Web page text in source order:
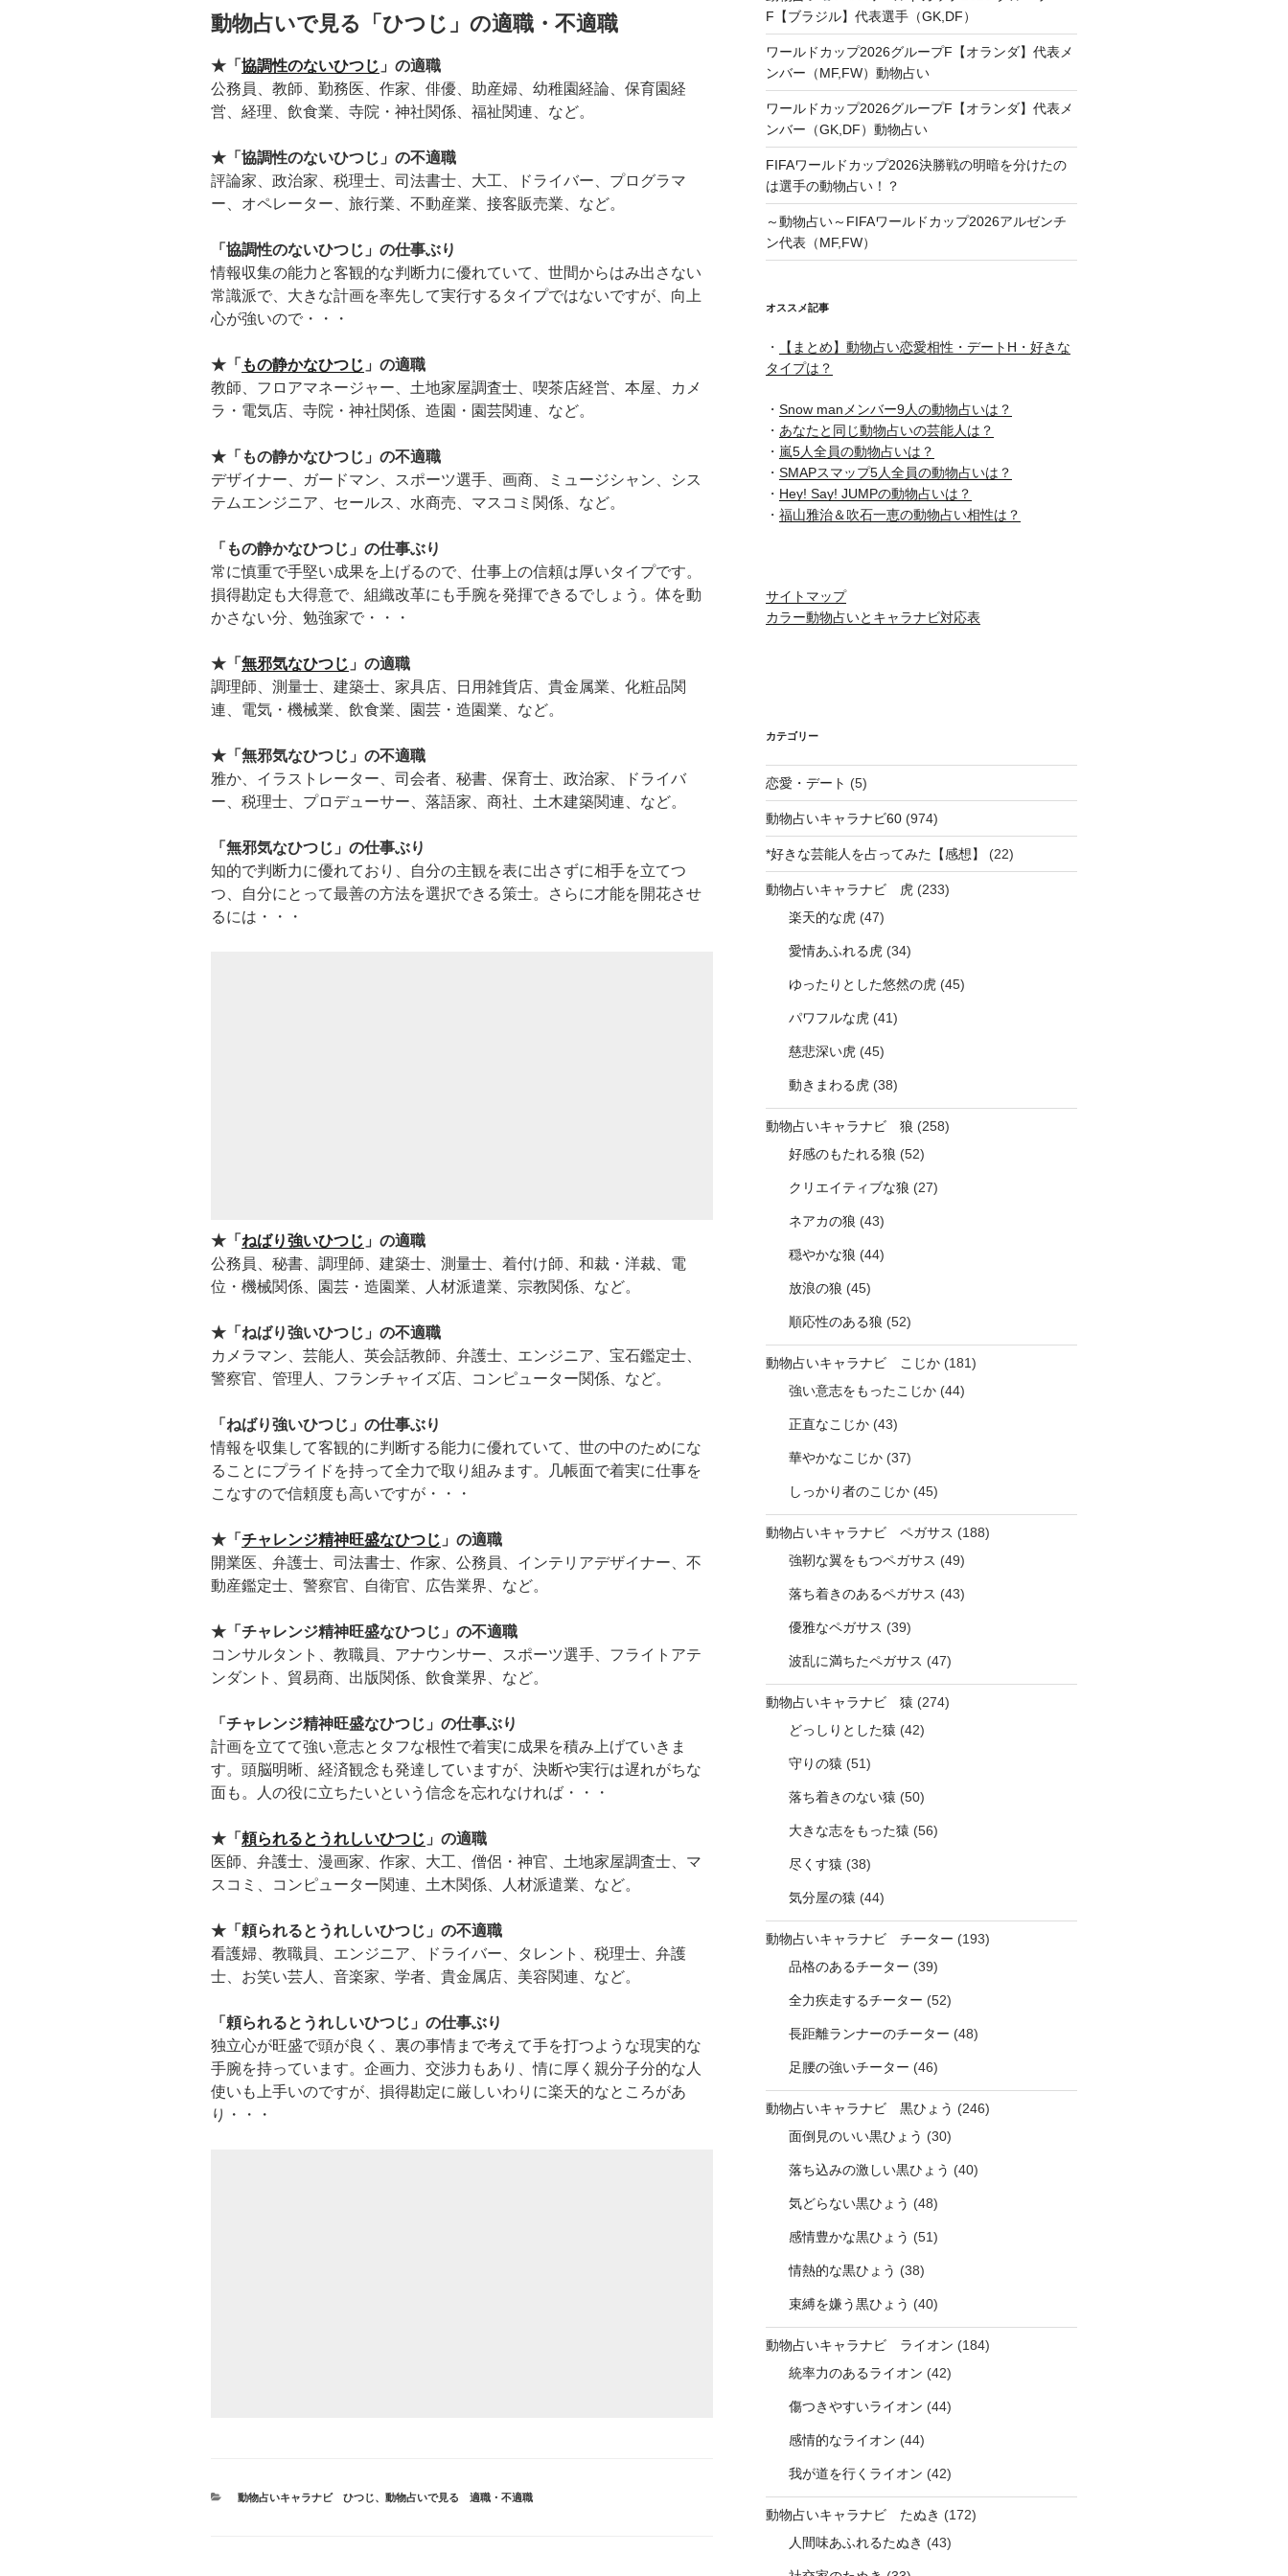
動物占いで見る「ひつじ」の適職・不適職
★「 協調性のないひつじ 」の適職
公務員、教師、勤務医、作家、俳優、助産婦、幼稚園経論、保育園経
営、経理、飲食業、寺院・神社関係、福祉関連、など。
★「協調性のないひつじ」の不適職
評論家、政治家、税理士、司法書士、大工、ドライバー、プログラマ
ー、オペレーター、旅行業、不動産業、接客販売業、など。
「協調性のないひつじ」の仕事ぶり
情報収集の能力と客観的な判断力に優れていて、世間からはみ出さない
常識派で、大きな計画を率先して実行するタイプではないですが、向上
心が強いので・・・
★「 もの静かなひつじ 」の適職
教師、フロアマネージャー、土地家屋調査士、喫茶店経営、本屋、カメ
ラ・電気店、寺院・神社関係、造園・園芸関連、など。
★「もの静かなひつじ」の不適職
デザイナー、ガードマン、スポーツ選手、画商、ミュージシャン、シス
テムエンジニア、セールス、水商売、マスコミ関係、など。
「もの静かなひつじ」の仕事ぶり
常に慎重で手堅い成果を上げるので、仕事上の信頼は厚いタイプです。
損得勘定も大得意で、組織改革にも手腕を発揮できるでしょう。体を動
かさない分、勉強家で・・・
★「 無邪気なひつじ 」の適職
調理師、測量士、建築士、家具店、日用雑貨店、貴金属業、化粧品関
連、電気・機械業、飲食業、園芸・造園業、など。
★「無邪気なひつじ」の不適職
雅か、イラストレーター、司会者、秘書、保育士、政治家、ドライバ
ー、税理士、プロデューサー、落語家、商社、土木建築関連、など。
「無邪気なひつじ」の仕事ぶり
知的で判断力に優れており、自分の主観を表に出さずに相手を立てつ
つ、自分にとって最善の方法を選択できる策士。さらに才能を開花させ
るには・・・
★「 ねばり強いひつじ 」の適職
公務員、秘書、調理師、建築士、測量士、着付け師、和裁・洋裁、電
位・機械関係、園芸・造園業、人材派遣業、宗教関係、など。
★「ねばり強いひつじ」の不適職
カメラマン、芸能人、英会話教師、弁護士、エンジニア、宝石鑑定士、
警察官、管理人、フランチャイズ店、コンピューター関係、など。
「ねばり強いひつじ」の仕事ぶり
情報を収集して客観的に判断する能力に優れていて、世の中のためにな
ることにプライドを持って全力で取り組みます。几帳面で着実に仕事を
こなすので信頼度も高いですが・・・
★「 チャレンジ精神旺盛なひつじ 」の適職
開業医、弁護士、司法書士、作家、公務員、インテリアデザイナー、不
動産鑑定士、警察官、自衛官、広告業界、など。
★「チャレンジ精神旺盛なひつじ」の不適職
コンサルタント、教職員、アナウンサー、スポーツ選手、フライトアテ
ンダント、貿易商、出版関係、飲食業界、など。
「チャレンジ精神旺盛なひつじ」の仕事ぶり
計画を立てて強い意志とタフな根性で着実に成果を積み上げていきま
す。頭脳明晰、経済観念も発達していますが、決断や実行は遅れがちな
面も。人の役に立ちたいという信念を忘れなければ・・・
★「 頼られるとうれしいひつじ 」の適職
医師、弁護士、漫画家、作家、大工、僧侶・神官、土地家屋調査士、マ
スコミ、コンピューター関連、土木関係、人材派遣業、など。
★「頼られるとうれしいひつじ」の不適職
看護婦、教職員、エンジニア、ドライバー、タレント、税理士、弁護
士、お笑い芸人、音楽家、学者、貴金属店、美容関連、など。
「頼られるとうれしいひつじ」の仕事ぶり
独立心が旺盛で頭が良く、裏の事情まで考えて手を打つような現実的な
手腕を持っています。企画力、交渉力もあり、情に厚く親分子分的な人
使いも上手いのですが、損得勘定に厳しいわりに楽天的なところがあ
り・・・
カ
動物占いキャラナビ ひつじ、 動物占いで見る 適職・不適職
F【ブラジル】代表選手（GK,DF）
ワールドカップ2026グループF【オランダ】代表メ
ンバー（MF,FW）動物占い
ワールドカップ2026グループF【オランダ】代表メ
ンバー（GK,DF）動物占い
FIFAワールドカップ2026決勝戦の明暗を分けたの
は選手の動物占い！？
～動物占い～FIFAワールドカップ2026アルゼンチ
ン代表（MF,FW）
オススメ記事
・
【まとめ】動物占い恋愛相性・デートH・好きな
タイプは？
・ Snow manメンバー9人の動物占いは？
・ あなたと同じ動物占いの芸能人は？
・ 嵐5人全員の動物占いは？
・ SMAPスマップ5人全員の動物占いは？
・ Hey! Say! JUMPの動物占いは？
・ 福山雅治＆吹石一恵の動物占い相性は？
サイトマップ
カラー動物占いとキャラナビ対応表
カテゴリー
恋愛・デート (5)
動物占いキャラナビ60(974)
*好きな芸能人を占ってみた【感想】 (22)
動物占いキャラナビ 虎(233)
楽天的な虎(47)
愛情あふれる虎(34)
ゆったりとした悠然の虎(45)
パワフルな虎(41)
慈悲深い虎(45)
動きまわる虎(38)
動物占いキャラナビ 狼 (258)
好感のもたれる狼 (52)
クリエイティブな狼 (27)
ネアカの狼 (43)
穏やかな狼 (44)
放浪の狼 (45)
順応性のある狼 (52)
動物占いキャラナビ こじか(181)
強い意志をもったこじか(44)
正直なこじか(43)
華やかなこじか(37)
しっかり者のこじか(45)
動物占いキャラナビ ペガサス (188)
強靭な翼をもつペガサス (49)
落ち着きのあるペガサス (43)
優雅なペガサス (39)
波乱に満ちたペガサス (47)
動物占いキャラナビ 猿 (274)
どっしりとした猿 (42)
守りの猿 (51)
落ち着きのない猿 (50)
大きな志をもった猿 (56)
尽くす猿 (38)
気分屋の猿 (44)
動物占いキャラナビ チーター (193)
品格のあるチーター (39)
全力疾走するチーター (52)
長距離ランナーのチーター (48)
足腰の強いチーター (46)
動物占いキャラナビ 黒ひょう (246)
面倒見のいい黒ひょう (30)
落ち込みの激しい黒ひょう (40)
気どらない黒ひょう (48)
感情豊かな黒ひょう (51)
情熱的な黒ひょう (38)
束縛を嫌う黒ひょう (40)
動物占いキャラナビ ライオン (184)
統率力のあるライオン (42)
傷つきやすいライオン (44)
感情的なライオン (44)
我が道を行くライオン (42)
動物占いキャラナビ たぬき (172)
人間味あふれるたぬき (43)